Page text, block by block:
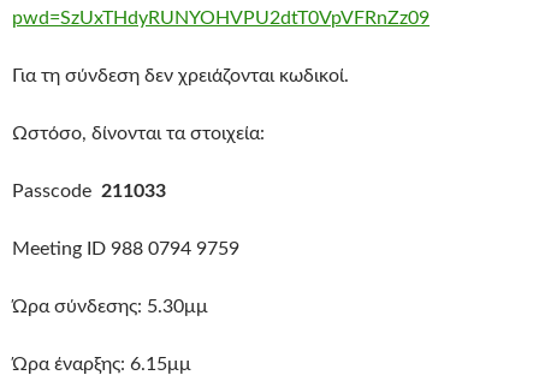
pwd=SzUxTHdyRUNYOHVPU2dtT0VpVFRnZz09
Για τη σύνδεση δεν χρειάζονται κωδικοί.
Ωστόσο, δίνονται τα στοιχεία:
Passcode 211033
Meeting ID 988 0794 9759
Ώρα σύνδεσης: 5.30μμ
Ώρα έναρξης: 6.15μμ